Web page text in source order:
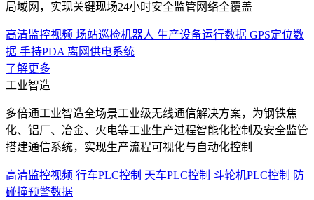
局域网，实现关键现场24小时安全监管网络全覆盖
高清监控视频 场站巡检机器人 生产设备运行数据 GPS定位数
据 手持PDA 离网供电系统
了解更多
工业智造
多倍通工业智造全场景工业级无线通信解决方案，为钢铁焦
化、铝厂、冶金、火电等工业生产过程智能化控制及安全监管
搭建通信系统，实现生产流程可视化与自动化控制
高清监控视频 行车PLC控制 天车PLC控制 斗轮机PLC控制
防
碰撞预警数据